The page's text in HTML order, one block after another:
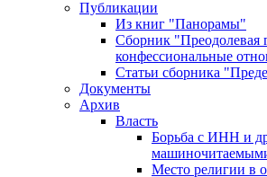
Публикации
Из книг "Панорамы"
Сборник "Преодолевая
конфессиональные
Статьи сборника
Документы
Архив
Власть
Борьба с ИНН и
Место религии в